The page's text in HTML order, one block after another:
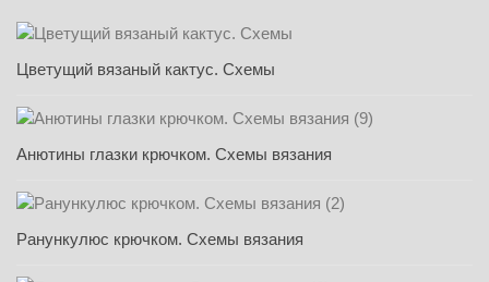
Цветущий вязаный кактус. Схемы
Анютины глазки крючком. Схемы вязания
Ранункулюс крючком. Схемы вязания